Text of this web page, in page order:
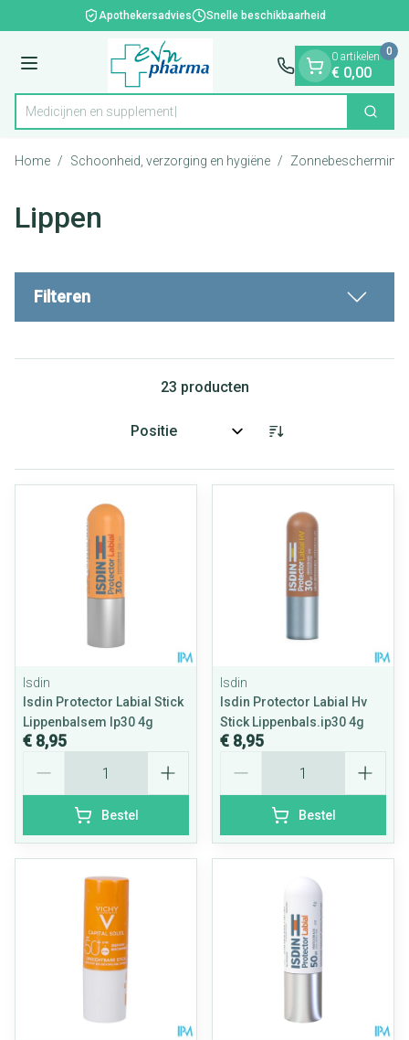
Ga naar de inhoudApothekersadvies Snelle beschikbaarheid
Menu
Product, merk, categorie...
Medicij Zoek
0 artikelen
€ 0,00
0
Home / Schoonheid, verzorging en hygiëne / Zonnebescherming
Lippen
Filteren
23 producten
Sorteer op:
Isdin
Isdin Protector Labial Stick
Lippenbalsem Ip30 4g
€ 8,95
Bestel
Isdin
Isdin Protector Labial Hv
Stick Lippenbals.ip30 4g
€ 8,95
Bestel